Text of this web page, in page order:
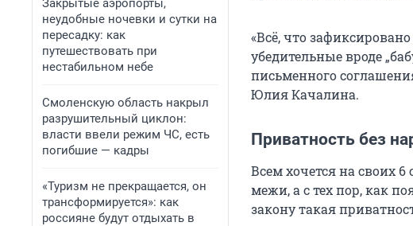
Закрытые аэропорты,
неудобные ночевки и сутки на
пересадку: как
путешествовать при
нестабильном небе
Смоленскую область накрыл
разрушительный циклон:
власти ввели режим ЧС, есть
погибшие — кадры
«Туризм не прекращается, он
трансформируется»: как
россияне будут отдыхать в
«Всё, что
убедительные вроде
письменного
Юлия Качалина.
Приватность без
Всем хочется на своих
межи, а с тех пор, как
закону такая